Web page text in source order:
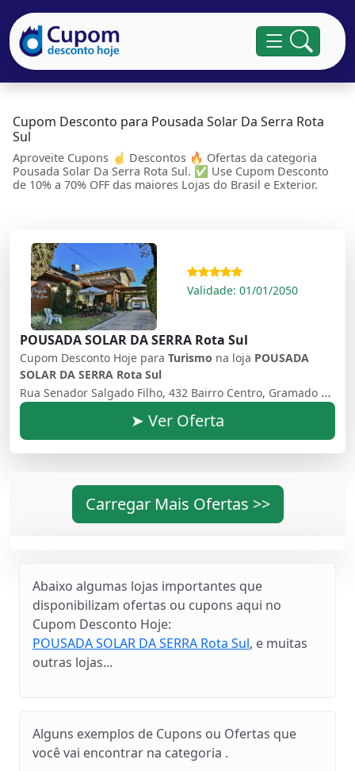
Cupom Desconto para Pousada Solar Da Serra Rota
Sul
Aproveite Cupons ☝ Descontos 🔥 Ofertas da categoria
Pousada Solar Da Serra Rota Sul. ✅ Use Cupom Desconto
de 10% a 70% OFF das maiores Lojas do Brasil e Exterior.
Validade: 01/01/2050
POUSADA SOLAR DA SERRA Rota Sul
Cupom Desconto Hoje para Turismo na loja POUSADA
SOLAR DA SERRA Rota Sul
Rua Senador Salgado Filho, 432 Bairro Centro, Gramado RS Gramado Rio Grande do Sul Brasil - 95670000
➤ Ver Oferta
Carregar Mais Ofertas >>
Abaixo algumas lojas importantes que
disponibilizam ofertas ou cupons aqui no
Cupom Desconto Hoje:
POUSADA SOLAR DA SERRA Rota Sul, e muitas
outras lojas...
Alguns exemplos de Cupons ou Ofertas que
você vai encontrar na categoria .